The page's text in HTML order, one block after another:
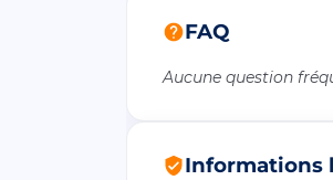
FAQ
Aucune question
Informations